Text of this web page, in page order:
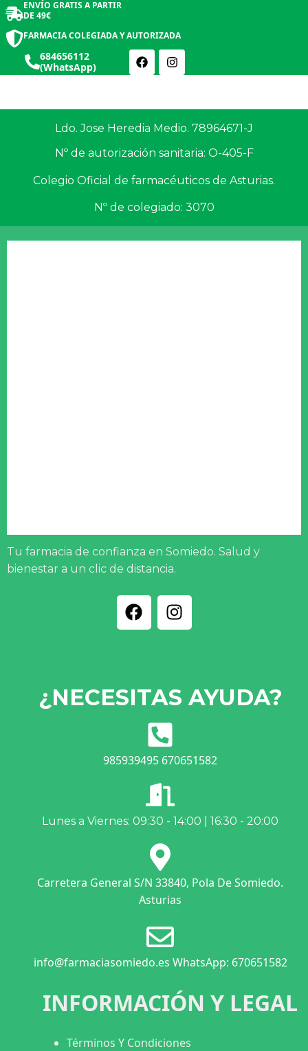
ENVÍO GRATIS A PARTIR
DE 49€
FARMACIA COLEGIADA Y AUTORIZADA
684656112
(WhatsApp)
Ldo. Jose Heredia Medio. 78964671-J
Nº de autorización sanitaria: O-405-F
Colegio Oficial de farmacéuticos de Asturias.
Nº de colegiado: 3070
Tu farmacia de confianza en Somiedo. Salud y
bienestar a un clic de distancia.
¿NECESITAS AYUDA?
985939495 670651582
Lunes a Viernes: 09:30 - 14:00 | 16:30 - 20:00
Carretera General S/N 33840, Pola De Somiedo.
Asturias
info@farmaciasomiedo.es WhatsApp: 670651582
INFORMACIÓN Y LEGAL
Términos Y Condiciones